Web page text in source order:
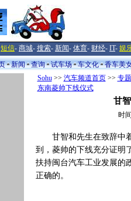
短信- 商城- 搜索- 新闻- 体育- 财经- IT- 娱
新闻 查询 试车场 车文化
香车美
Sohu>> 汽车频道首页>> 专题
东南菱帅下线仪式
甘
时
甘智和先生在致辞中
到，菱帅的下线充分证明
扶持闽台汽车工业发展的
正确的。